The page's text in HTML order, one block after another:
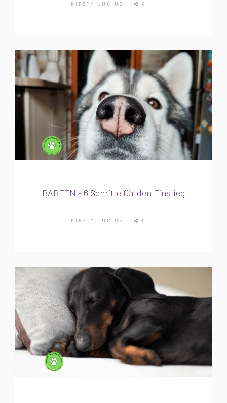
KIRSTY LUCIUS 0
BARFEN - 6 Schritte für den Einstieg
KIRSTY LUCIUS 0